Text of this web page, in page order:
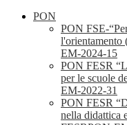
PON
PON FSE-
l'orientamento
EM-2024-15
PON FESR
per le scuole
EM-2022-31
PON FESR
nella didattica